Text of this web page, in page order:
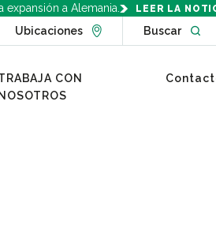
a Alemania. LEER LA
UbicacionesGo to Locations page
BuscarOpen
CON
NOSOTROS